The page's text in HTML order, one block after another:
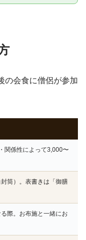
の会食に僧侶が参加
関係性によって3,000〜
筒）。表書きは「御膳
際。お布施と一緒にお